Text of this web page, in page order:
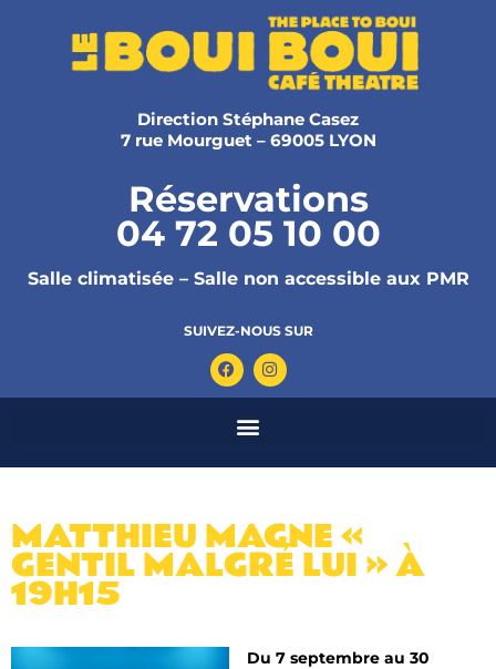
Direction Stéphane Casez
7 rue Mourguet – 69005 LYON
Réservations
04 72 05 10 00
Salle climatisée – Salle non accessible aux PMR
SUIVEZ-NOUS SUR
MATTHIEU MAGNE «
GENTIL MALGRÉ LUI » À
19H15
Du 7 septembre au 30